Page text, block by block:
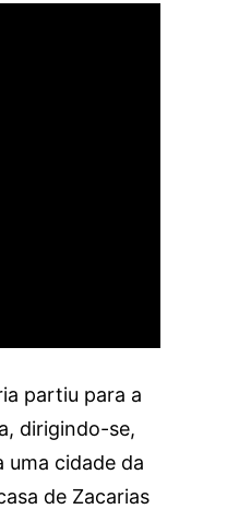
partiu para a
dirigindo-se,
uma cidade da
de Zacarias